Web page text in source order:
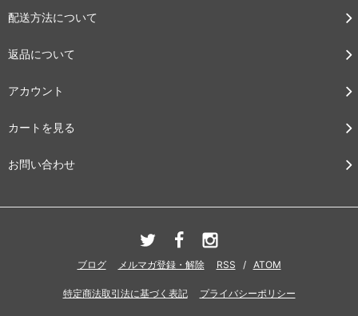
配送方法について
返品について
アカウント
カートを見る
お問い合わせ
ブログ メルマガ登録・解除 RSS / ATOM
特定商法取引法に基づく表記 プライバシーポリシー